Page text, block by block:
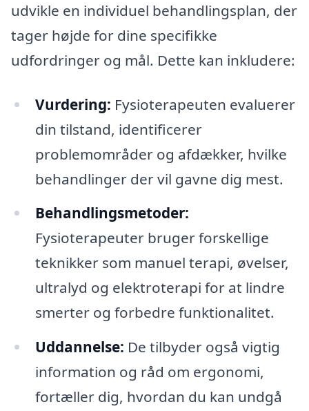
udvikle en individuel behandlingsplan, der
tager højde for dine specifikke
udfordringer og mål. Dette kan inkludere:
Vurdering: Fysioterapeuten evaluerer
din tilstand, identificerer
problemområder og afdækker, hvilke
behandlinger der vil gavne dig mest.
Behandlingsmetoder:
Fysioterapeuter bruger forskellige
teknikker som manuel terapi, øvelser,
ultralyd og elektroterapi for at lindre
smerter og forbedre funktionalitet.
Uddannelse: De tilbyder også vigtig
information og råd om ergonomi,
fortæller dig, hvordan du kan undgå